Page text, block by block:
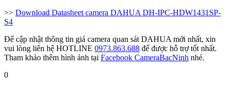
>> Download Datasheet camera DAHUA DH-IPC-HDW1431SP-
S4
Để cập nhật thông tin giá camera quan sát DAHUA mới nhất, xin
vui lòng liên hệ HOTLINE 0973.863.688 để được hỗ trợ tốt nhất.
Tham khảo thêm hình ảnh tại Facebook CameraBacNinh nhé.
0